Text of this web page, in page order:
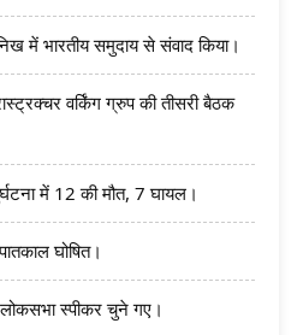
में भारतीय समुदाय से संवाद किया।
वर्किंग ग्रुप की तीसरी बैठक
में 12 की मौत, 7 घायल।
घोषित।
स्पीकर चुने गए।